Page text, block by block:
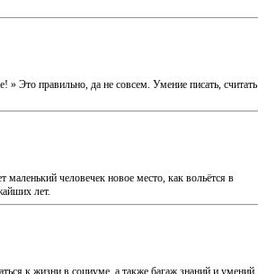
» Это правильно, да не совсем. Умение писать, считать
маленький человечек новое место, как вольётся в
лет.
к жизни в социуме, а также багаж знаний и умений,